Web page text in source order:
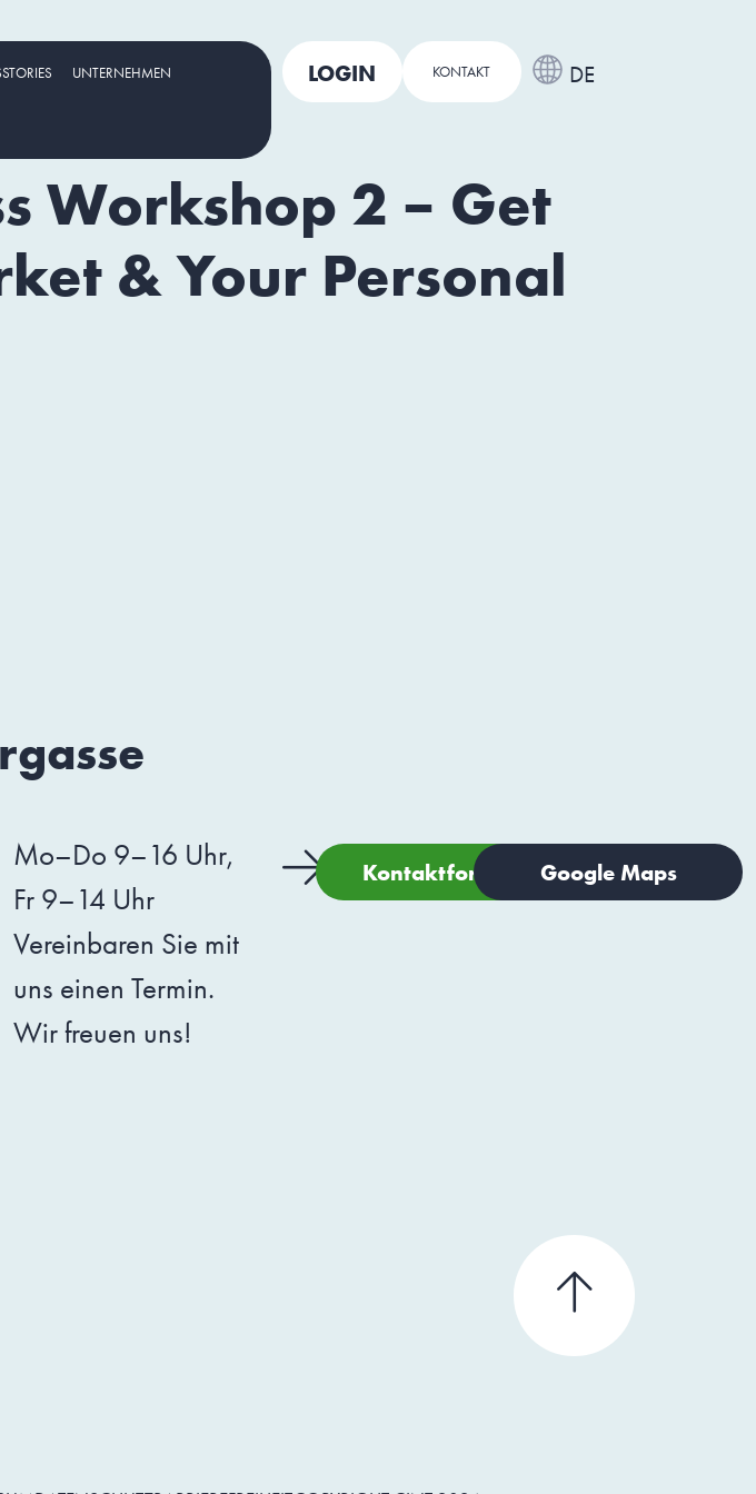
UNTERNEHMEN LOGIN KONTAKT DE
Workshop 2 – Get
& Your Personal
Mo–Do 9–16 Uhr,
Fr 9–14 Uhr
Vereinbaren Sie mit
uns einen Termin.
Wir freuen uns!
Kontaktformular Google Maps